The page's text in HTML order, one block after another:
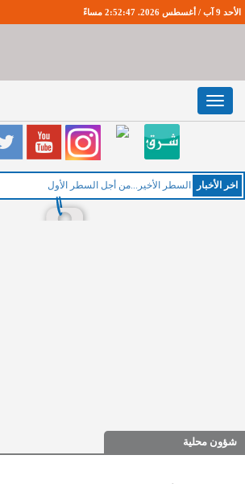
الأحد 9 آب / أغسطس 2026. 2:52:48 مساءً
Toggle
navigation
اخر اﻷخبار
شؤون محلية